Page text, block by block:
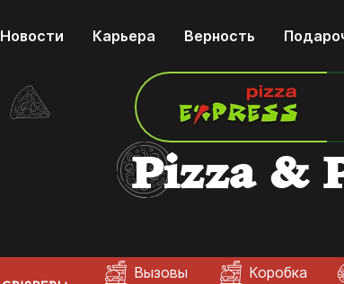
Новости Карьера Верность
Pizza &
Вызовы Коробка